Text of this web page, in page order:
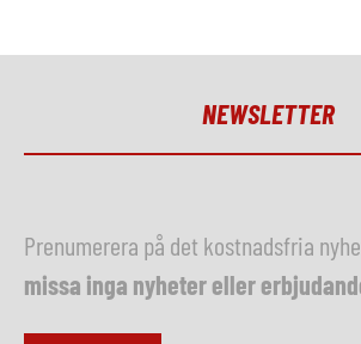
NEWSLETTER
Prenumerera på det kostnadsfria
missa inga nyheter eller